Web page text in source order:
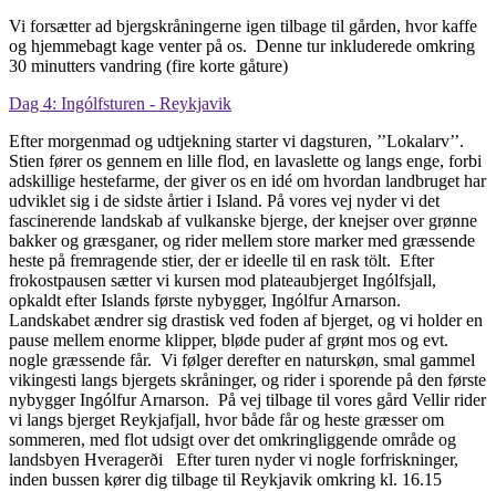
Vi forsætter ad bjergskråningerne igen tilbage til gården, hvor kaffe
og hjemmebagt kage venter på os. Denne tur inkluderede omkring
30 minutters vandring (fire korte gåture)
Dag 4: Ingólfsturen - Reykjavik
Efter morgenmad og udtjekning starter vi dagsturen, ’’Lokalarv’’.
Stien fører os gennem en lille flod, en lavaslette og langs enge, forbi
adskillige hestefarme, der giver os en idé om hvordan landbruget har
udviklet sig i de sidste årtier i Island. På vores vej nyder vi det
fascinerende landskab af vulkanske bjerge, der knejser over grønne
bakker og græsganer, og rider mellem store marker med græssende
heste på fremragende stier, der er ideelle til en rask tölt. Efter
frokostpausen sætter vi kursen mod plateaubjerget Ingólfsjall,
opkaldt efter Islands første nybygger, Ingólfur Arnarson.
Landskabet ændrer sig drastisk ved foden af bjerget, og vi holder en
pause mellem enorme klipper, bløde puder af grønt mos og evt.
nogle græssende får. Vi følger derefter en naturskøn, smal gammel
vikingesti langs bjergets skråninger, og rider i sporende på den første
nybygger Ingólfur Arnarson. På vej tilbage til vores gård Vellir rider
vi langs bjerget Reykjafjall, hvor både får og heste græsser om
sommeren, med flot udsigt over det omkringliggende område og
landsbyen Hveragerði Efter turen nyder vi nogle forfriskninger,
inden bussen kører dig tilbage til Reykjavik omkring kl. 16.15